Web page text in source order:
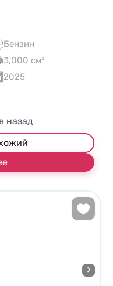
Бензин
3,000 см³
2025
назад